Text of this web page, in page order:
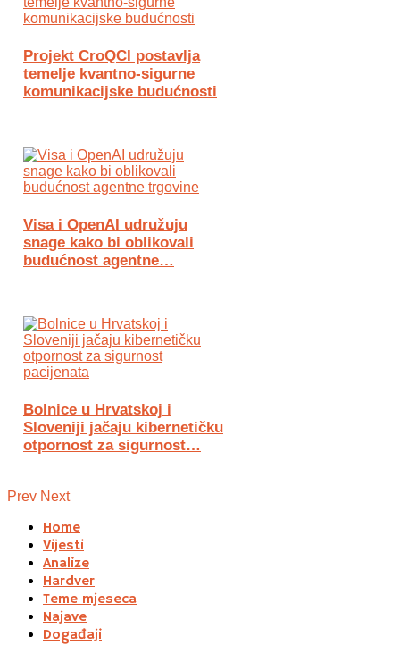
Projekt CroQCI postavlja
temelje kvantno-sigurne
komunikacijske budućnosti
Visa i OpenAI udružuju
snage kako bi oblikovali
budućnost agentne…
Bolnice u Hrvatskoj i
Sloveniji jačaju kibernetičku
otpornost za sigurnost…
Prev Next
Home
Vijesti
Analize
Hardver
Teme mjeseca
Najave
Događaji